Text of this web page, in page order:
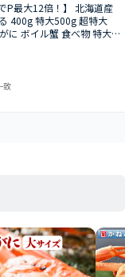
P最大12倍！】 北海道産
400g 特大500g 超特大
に ボイル蟹 食べ物 特大
カニ 魚介 美味しい 海鮮
おすすめ食品 おすすめ食
致